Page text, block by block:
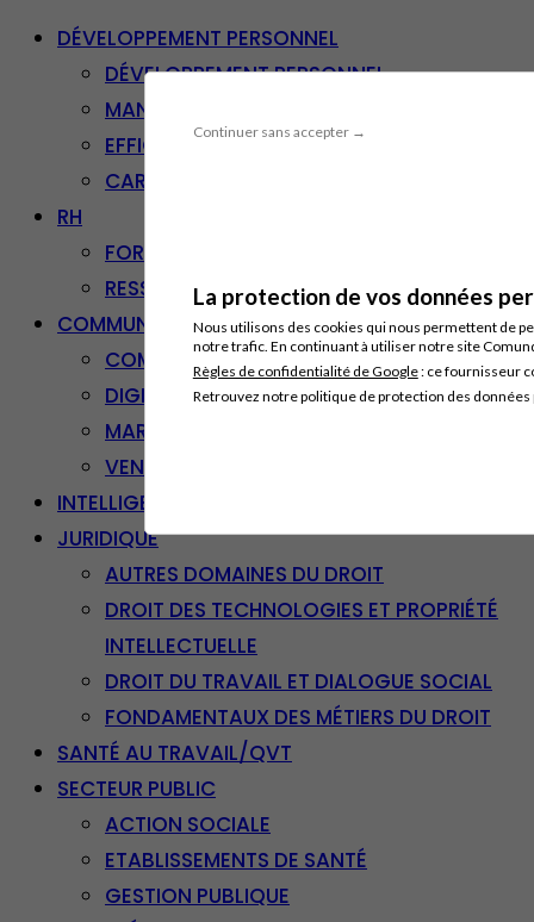
Continuer sans accepter →
La protection de vos données
Nous utilisons des cookies qui nous permettent de
notre trafic. En continuant à utiliser notre site
Règles de confidentialité de Google: ce fournisseur
Retrouvez notre politique de protection des
DÉVELOPPEMENT PERSONNEL
DÉVELOPPEMENT PERSONNEL
MANAGEMENT
EFFICACITÉ PROFESSIONNELLE
CARRIÈRE & RECONVERSION
RH
FORMATION PROFESSIONNELLE
RESSOURCES HUMAINES
COMMUNICATION/DIGITAL
COMMUNICATION
DIGITAL
MARKETING
VENTE – RELATION CLIENT
INTELLIGENCE ARTIFICIELLE
JURIDIQUE
AUTRES DOMAINES DU DROIT
DROIT DES TECHNOLOGIES ET PROPRIÉTÉ
INTELLECTUELLE
DROIT DU TRAVAIL ET DIALOGUE SOCIAL
FONDAMENTAUX DES MÉTIERS DU DROIT
SANTÉ AU TRAVAIL/QVT
SECTEUR PUBLIC
ACTION SOCIALE
ETABLISSEMENTS DE SANTÉ
GESTION PUBLIQUE